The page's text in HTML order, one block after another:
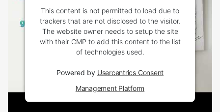
This content is not permitted to load due to
trackers that are not disclosed to the visitor.
The website owner needs to setup the site
with their CMP to add this content to the list
of technologies used.
Powered by Usercentrics Consent
Management Platform